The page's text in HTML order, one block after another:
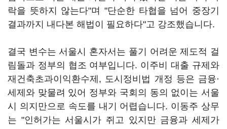
락을 뜻하지 않는다"며 "단순한 타협을 넘어 중장기
결과까지 내다본 해법이 필요하다"고 강조했습니다.
결국 변수는 서울시 혼자서는 풀기 어려운 제도적 걸
림돌과 정부의 협조 여부입니다. 이주비 대출 규제와
재건축초과이익환수제, 도시정비법 개정 등은 금융·
세제와 맞물려 있어 정부와 국회의 동의 없이는 서울
시 의지만으로 속도를 내기 어렵습니다. 이동주 상무
는 "인허가는 서울시가 쥐고 있지만 금융과 세제가